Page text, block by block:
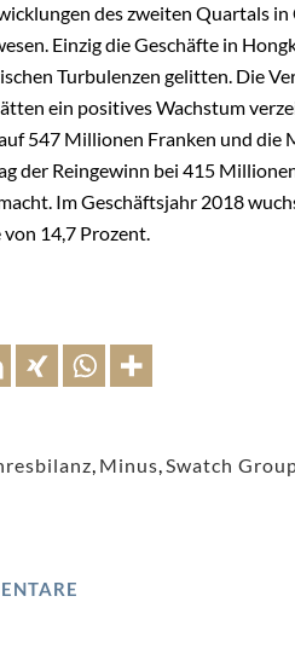
des zweiten Quartals in
Einzig die Geschäfte in
Turbulenzen gelitten. Die
ein positives Wachstum
547 Millionen Franken und die
der Reingewinn bei 415
Im Geschäftsjahr 2018
14,7 Prozent.
, Minus,Swatch